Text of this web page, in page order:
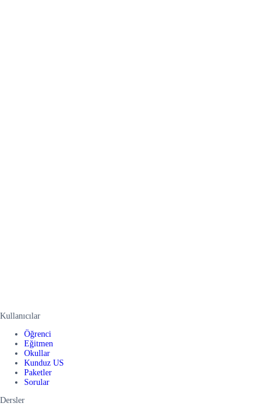
Kullanıcılar
Öğrenci
Eğitmen
Okullar
Kunduz US
Paketler
Sorular
Dersler